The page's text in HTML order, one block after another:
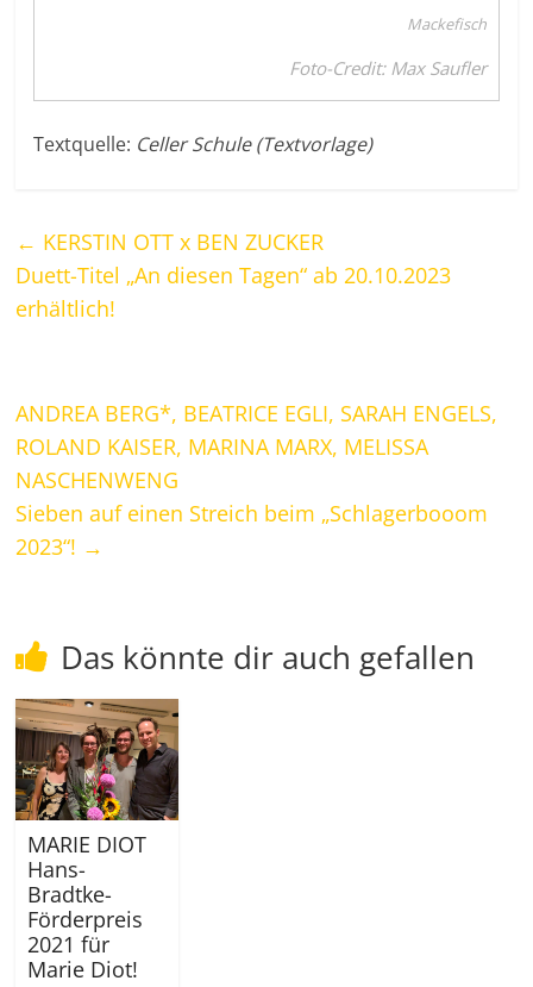
Mackefisch
Foto-Credit: Max Saufler
Textquelle: Celler Schule (Textvorlage)
← KERSTIN OTT x BEN ZUCKER
Duett-Titel „An diesen Tagen“ ab 20.10.2023
erhältlich!
ANDREA BERG*, BEATRICE EGLI, SARAH ENGELS,
ROLAND KAISER, MARINA MARX, MELISSA
NASCHENWENG
Sieben auf einen Streich beim „Schlagerbooom
2023“! →
Das könnte dir auch gefallen
MARIE DIOT
Hans-
Bradtke-
Förderpreis
2021 für
Marie Diot!